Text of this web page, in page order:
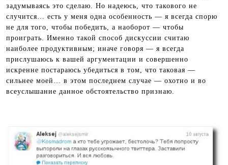
задумываясь это сделаю. Но надеюсь, что такового не
случится… есть у меня одна особенность — я всегда спорю
не для того, чтобы победить, а наоборот — чтобы
проиграть. Именно такой способ дискуссии считаю
наиболее продуктивным; иначе говоря — я всегда
прислушаюсь к вашей аргументации и совершенно
искренне постараюсь убедиться в том, что таковая —
сильнее моей… в этом последнем случае — охотно и во
всеуслышание данное обстоятельство признаю.